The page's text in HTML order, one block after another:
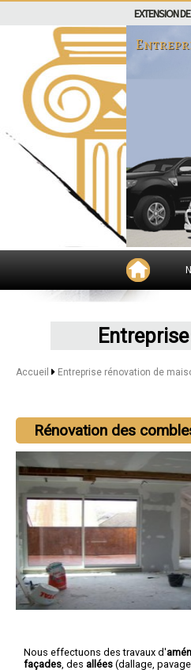
EXTENSION
Accueil Entreprise rénovation de
Rénovation des
Nous effectuons des travaux d'
façades , des allées (dallage,